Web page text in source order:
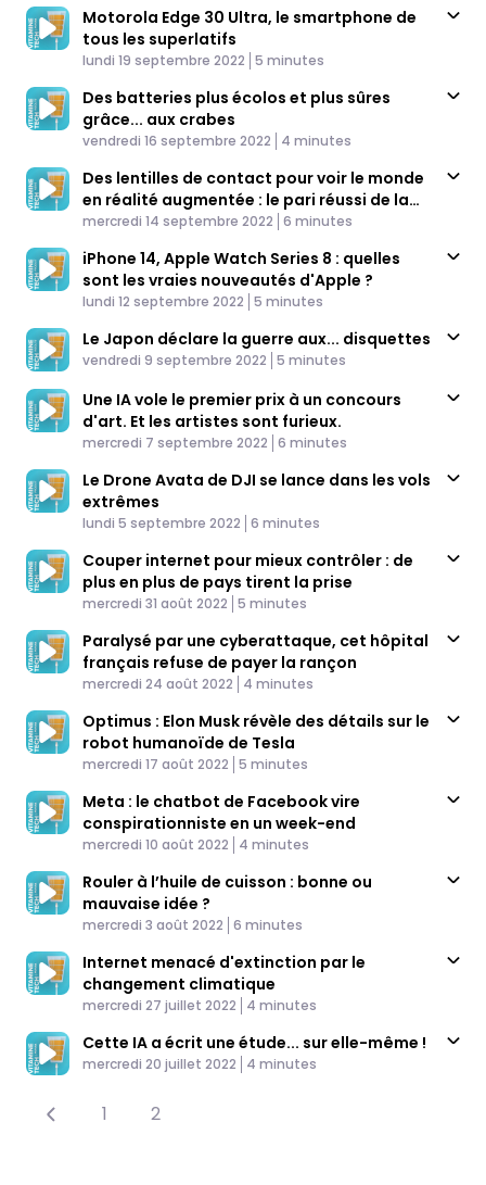
Motorola Edge 30 Ultra, le smartphone de
tous les superlatifs
Published At
lundi 19 septembre 2022 Time
5 minutes
Des batteries plus écolos et plus sûres
grâce... aux crabes
Published At
vendredi 16 septembre 2022 Time
4 minutes
Des lentilles de contact pour voir le monde
en réalité augmentée : le pari réussi de la
Silicon Valley
Published At
mercredi 14 septembre 2022 Time
6 minutes
iPhone 14, Apple Watch Series 8 : quelles
sont les vraies nouveautés d'Apple ?
Published At
lundi 12 septembre 2022 Time
5 minutes
Le Japon déclare la guerre aux... disquettes
Published At
vendredi 9 septembre 2022 Time
5 minutes
Une IA vole le premier prix à un concours
d'art. Et les artistes sont furieux.
Published At
mercredi 7 septembre 2022 Time
6 minutes
Le Drone Avata de DJI se lance dans les vols
extrêmes
Published At
lundi 5 septembre 2022 Time
6 minutes
Couper internet pour mieux contrôler : de
plus en plus de pays tirent la prise
Published At
mercredi 31 août 2022 Time
5 minutes
Paralysé par une cyberattaque, cet hôpital
français refuse de payer la rançon
Published At
mercredi 24 août 2022 Time
4 minutes
Optimus : Elon Musk révèle des détails sur le
robot humanoïde de Tesla
Published At
mercredi 17 août 2022 Time
5 minutes
Meta : le chatbot de Facebook vire
conspirationniste en un week-end
Published At
mercredi 10 août 2022 Time
4 minutes
Rouler à l’huile de cuisson : bonne ou
mauvaise idée ?
Published At
mercredi 3 août 2022 Time
6 minutes
Internet menacé d'extinction par le
changement climatique
Published At
mercredi 27 juillet 2022 Time
4 minutes
Cette IA a écrit une étude... sur elle-même !
Published At
mercredi 20 juillet 2022 Time
4 minutes
1 2